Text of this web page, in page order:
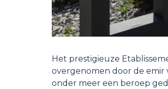
Het prestigieuze
overgenomen door de emir
onder meer een beroep